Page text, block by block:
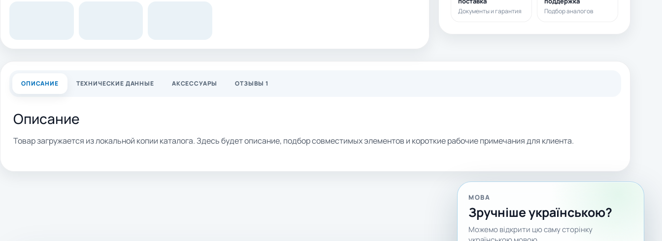
Документы и гарантия Подбор аналогов
ОПИСАНИЕ ТЕХНИЧЕСКИЕ ДАННЫЕ АКСЕССУАРЫ ОТЗЫВЫ 1
Описание
Товар загружается из локальной копии каталога. Здесь будет описание, подбор совместимых элементов и короткие рабочие примечания для клиента.
МОВА
Зручніше українською?
Можемо відкрити цю саму сторінку